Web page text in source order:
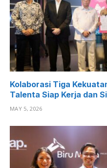
Kolaborasi Tiga
Talenta Siap Kerja dan
MAY 5, 2026